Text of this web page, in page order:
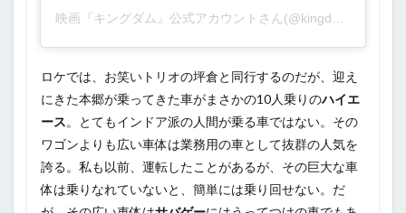
映画『キングダム』公式アカウントさん(@kingdom_movie)がシェアした投稿
ロケでは、お笑いトリオの坪倉と同行するのだが、迎え
にきた本郷が乗ってきた車がまさかの10人乗りのハイエ
ース。とてもインドア派の人間が乗る車ではない。その
ワゴンよりも広い車体は業務用の車として抜群の人気を
誇る。私も以前、運転したことがあるが、その巨大な車
体は乗りなれていないと、簡単には乗り回せない。だ